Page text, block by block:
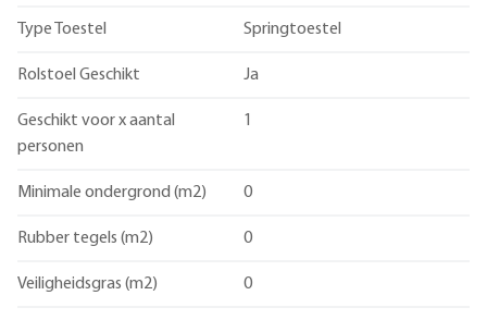
Type Toestel Springtoestel
Rolstoel Geschikt Ja
Geschikt voor x aantal
personen
1
Minimale ondergrond (m2) 0
Rubber tegels (m2) 0
Veiligheidsgras (m2) 0